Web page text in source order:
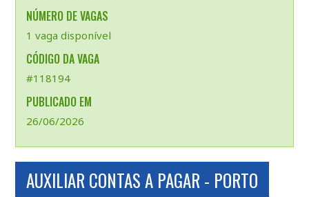
NÚMERO DE VAGAS
1 vaga disponível
CÓDIGO DA VAGA
#118194
PUBLICADO EM
26/06/2026
AUXILIAR CONTAS A PAGAR - PORTO